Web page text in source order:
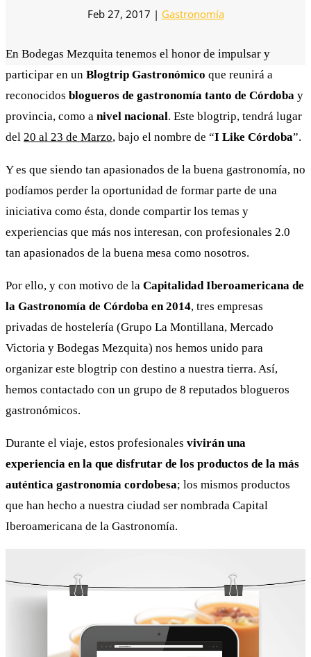
Feb 27, 2017 | Gastronomía
En Bodegas Mezquita tenemos el honor de impulsar y
participar en un Blogtrip Gastronómico que reunirá a
reconocidos blogueros de gastronomía tanto de Córdoba y
provincia, como a nivel nacional. Este blogtrip, tendrá lugar
del 20 al 23 de Marzo, bajo el nombre de “I Like Córdoba”.
Y es que siendo tan apasionados de la buena gastronomía, no
podíamos perder la oportunidad de formar parte de una
iniciativa como ésta, donde compartir los temas y
experiencias que más nos interesan, con profesionales 2.0
tan apasionados de la buena mesa como nosotros.
Por ello, y con motivo de la Capitalidad Iberoamericana de
la Gastronomía de Córdoba en 2014, tres empresas
privadas de hostelería (Grupo La Montillana, Mercado
Victoria y Bodegas Mezquita) nos hemos unido para
organizar este blogtrip con destino a nuestra tierra. Así,
hemos contactado con un grupo de 8 reputados blogueros
gastronómicos.
Durante el viaje, estos profesionales vivirán una
experiencia en la que disfrutar de los productos de la más
auténtica gastronomía cordobesa; los mismos productos
que han hecho a nuestra ciudad ser nombrada Capital
Iberoamericana de la Gastronomía.